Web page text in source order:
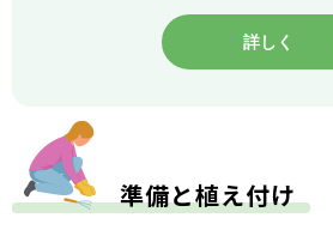
詳しく
準備と植え付け